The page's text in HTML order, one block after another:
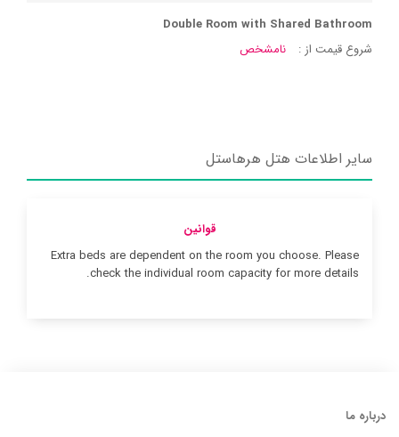
Double Room with Shared Bathroom
شروع قیمت از :
نامشخص
سایر اطلاعات هتل هرهاستل
قوانین
Extra beds are dependent on the room you choose. Please
check the individual room capacity for more details.
درباره ما